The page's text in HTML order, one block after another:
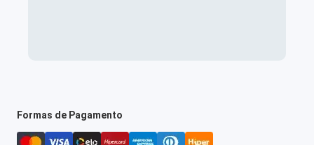
Formas de Pagamento